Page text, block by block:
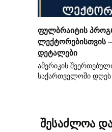
ფულბრაიტის
ლექტორებისთვის
დეტალები
ამერიკის
საქართველოში დღეს
შესაძლოა